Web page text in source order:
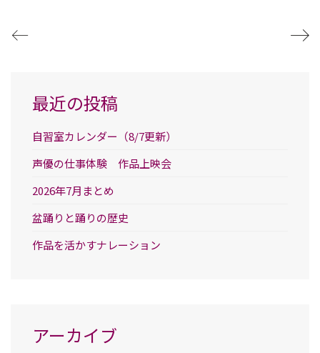
最近の投稿
自習室カレンダー（8/7更新）
声優の仕事体験 作品上映会
2026年7月まとめ
盆踊りと踊りの歴史
作品を活かすナレーション
アーカイブ